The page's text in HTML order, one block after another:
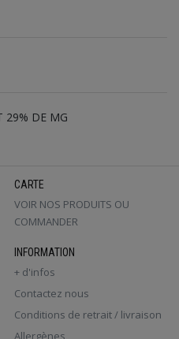
29% DE MG
CARTE
VOIR NOS PRODUITS OU
COMMANDER
INFORMATION
+ d'infos
Contactez nous
Conditions de retrait / livraison
Allergènes